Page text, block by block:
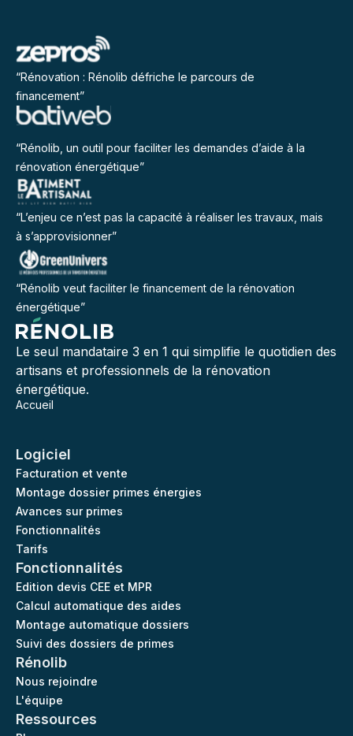
“Rénovation : Rénolib défriche le parcours de
financement”
“Rénolib, un outil pour faciliter les demandes d’aide à la
rénovation énergétique”
“L’enjeu ce n’est pas la capacité à réaliser les travaux, mais
à s’approvisionner”
“Rénolib veut faciliter le financement de la rénovation
énergétique”
Le seul mandataire 3 en 1 qui simplifie le quotidien des
artisans et professionnels de la rénovation
énergétique.
Accueil
Logiciel
Facturation et vente
Montage dossier primes énergies
Avances sur primes
Fonctionnalités
Tarifs
Fonctionnalités
Edition devis CEE et MPR
Calcul automatique des aides
Montage automatique dossiers
Suivi des dossiers de primes
Rénolib
Nous rejoindre
L'équipe
Ressources